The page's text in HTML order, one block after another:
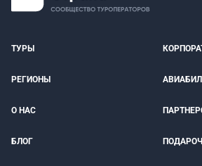
ТУРЫ
РЕГИОНЫ
О НАС
БЛОГ